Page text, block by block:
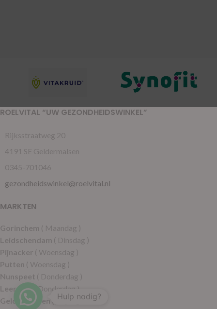
ROELVITAL “UW GEZONDHEIDSWINKEL”
Rijksstraatweg 20
4191 SE Geldermalsen
0345-701046
gezondheidswinkel@roelvital.nl
MARKTEN
Gorinchem ( Maandag )
Leidschendam ( Dinsdag )
Pijnacker ( Woensdag )
Putten ( Woensdag )
Nunspeet ( Donderdag )
Leerdam( Donderdag )
Geldermalsen ( Vrijdag )
Hulp nodig?